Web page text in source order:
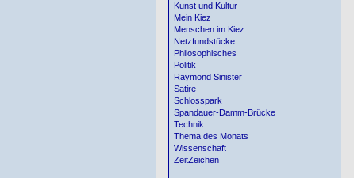
Kunst und Kultur
Mein Kiez
Menschen im Kiez
Netzfundstücke
Philosophisches
Politik
Raymond Sinister
Satire
Schlosspark
Spandauer-Damm-Brücke
Technik
Thema des Monats
Wissenschaft
ZeitZeichen